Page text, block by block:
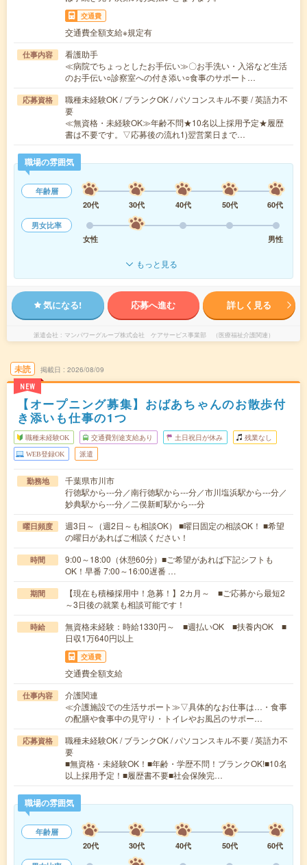
交通費
交通費全額支給※規定有
仕事内容
看護助手
≪病院でちょっとしたお手伝い≫〇お手洗い・入浴など生活
のお手伝い○診察室への付き添い○食事のサポート…
応募資格
職種未経験OK / ブランクOK / パソコンスキル不要 / 英語力不
要
≪無資格・未経験OK≫年齢不問★10名以上採用予定★履歴
書は不要です。▽応募後の流れ1)翌営業日まで…
職場の雰囲気
年齢層
20代
30代 40代 50代
60代
男女比率
女性
男性
もっと見る
気になる! 応募へ進む 詳しく見る
派遣会社 マンパワーグループ株式会社 ケアサービス事業部 （医療福祉介護関連）
未読
NEW
掲載日 2026/08/09
【オープニング募集】おばあちゃんのお散歩付
き添いも仕事の1つ
職種未経験OK 交通費別途支給あり 土日祝日が休み 残業なし
WEB登録OK 派遣
勤務地
千葉県市川市
行徳駅から---分／南行徳駅から---分／市川塩浜駅から---分／
妙典駅から---分／二俣新町駅から---分
曜日頻度
週3日～（週2日～も相談OK） ■曜日固定の相談OK！ ■希望
の曜日があればご相談ください！
時間
9:00～18:00（休憩60分）■ご希望があれば下記シフトも
OK！早番 7:00～16:00遅番 …
期間
【現在も積極採用中！急募！】2カ月～ ■ご応募から最短2
～3日後の就業も相談可能です！
時給
無資格未経験：時給1330円～ ■週払いOK ■扶養内OK ■
日収1万640円以上
交通費
交通費全額支給
仕事内容
介護関連
≪介護施設での生活サポート≫▽具体的なお仕事は…・食事
の配膳や食事中の見守り・トイレやお風呂のサポー…
応募資格
職種未経験OK / ブランクOK / パソコンスキル不要 / 英語力不
要
■無資格・未経験OK！■年齢・学歴不問！ブランクOK!■10名
以上採用予定！■履歴書不要■社会保険完…
職場の雰囲気
年齢層
20代
30代 40代 50代
60代